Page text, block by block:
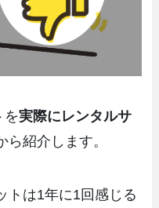
を実際にレンタルサ
ら紹介します。
トは1年に1回感じる